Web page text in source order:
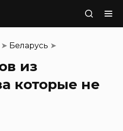
Поиск
➤ Беларусь ➤
из
которые не